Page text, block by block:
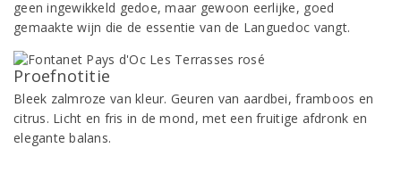
geen ingewikkeld gedoe, maar gewoon eerlijke, goed
gemaakte wijn die de essentie van de Languedoc vangt.
Proefnotitie
Bleek zalmroze van kleur. Geuren van aardbei, framboos en
citrus. Licht en fris in de mond, met een fruitige afdronk en
elegante balans.